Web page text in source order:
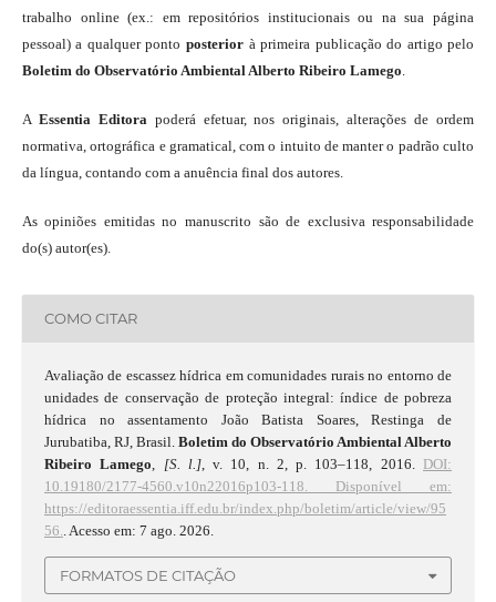
trabalho online (ex.: em repositórios institucionais ou na sua página
pessoal) a qualquer ponto posterior à primeira publicação do artigo pelo
Boletim do Observatório Ambiental Alberto Ribeiro Lamego
A Essentia Editora poderá efetuar, nos originais, alterações de ordem
normativa, ortográfica e gramatical, com o intuito de manter o padrão culto
da língua, contando com a anuência final dos autores.
As opiniões emitidas no manuscrito são de exclusiva responsabilidade
do(s) autor(es).
COMO CITAR
Avaliação de escassez hídrica em comunidades rurais no entorno de
unidades de conservação de proteção integral: índice de pobreza
hídrica no assentamento João Batista Soares, Restinga de
Jurubatiba, RJ, Brasil. Boletim do Observatório Ambiental Alberto
Ribeiro Lamego
[S. l.], v. 10, n. 2, p. 103–118, 2016. DOI:
10.19180/2177-4560.v10n22016p103-118.
Disponível em:
https://editoraessentia.iff.edu.br/index.php/boletim/article/view/95
56.
. Acesso em: 7 ago. 2026.
FORMATOS DE CITAÇÃO